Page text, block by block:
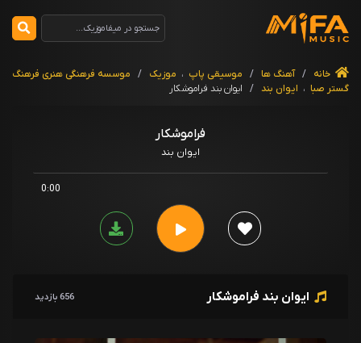
خانه / آهنگ ها / موسیقی پاپ ، موزیک /
موسسه فرهنگی هنری فرهنگ
گستر صبا ، ایوان بند / ایوان بند فراموشکار
فراموشکار
ایوان بند
0:00
ایوان بند فراموشکار 656 بازدید